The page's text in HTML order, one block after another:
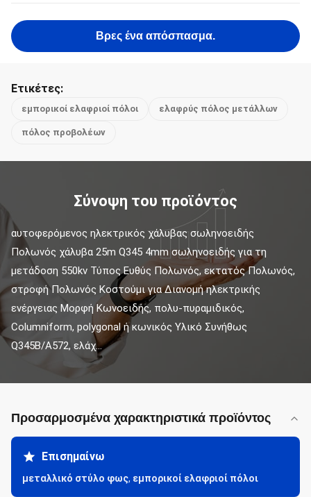
Βρες ένα απόσπασμα.
Ετικέτες:
εμπορικοί ελαφριοί πόλοι ελαφρύς πόλος μετάλλων
πόλος προβολέων
Σύνοψη του προϊόντος
αυτοφερόμενος ηλεκτρικός χάλυβας σωληνοειδής
Πολωνός χάλυβα 25m Q345 4mm σωληνοειδής για τη
μετάδοση 550kv Τύπος Ευθύς Πολωνός, εκτατός Πολωνός,
στροφή Πολωνός Κοστούμι για Διανομή ηλεκτρικής
ενέργειας Μορφή Κωνοειδής, πολυ-πυραμιδικός,
Columniform, polygonal ή κωνικός Υλικό Συνήθως
Q345B/A572, ελάχ...
Προσαρμοσμένα χαρακτηριστικά προϊόντος
Επισημαίνω
μεταλλικό στύλο φως, εμπορικοί ελαφριοί πόλοι